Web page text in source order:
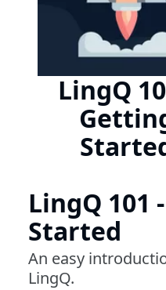
LingQ
LingQ 101
Started
An easy
LingQ.